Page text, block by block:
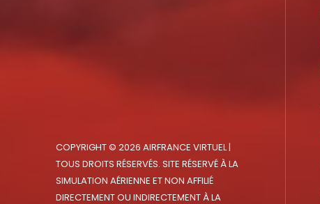
COPYRIGHT © 2026 AIRFRANCE VIRTUEL |
TOUS DROITS RÉSERVÉS. SITE RÉSERVÉ À LA
SIMULATION AÉRIENNE ET NON AFFILIÉ
DIRECTEMENT OU INDIRECTEMENT À LA